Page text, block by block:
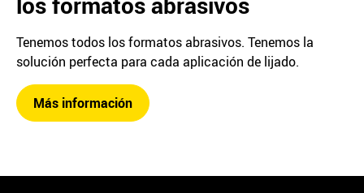
Tenemos todos los formatos abrasivos. Tenemos la
solución perfecta para cada aplicación de lijado.
Más información